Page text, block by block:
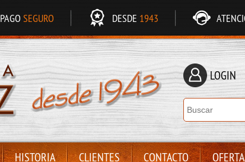
PAGO SEGURO DESDE 1943
LOGIN
HISTORIA CLIENTES CONTACTO